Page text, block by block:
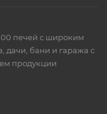
печей с широким
дачи, бани и гаража с
продукции